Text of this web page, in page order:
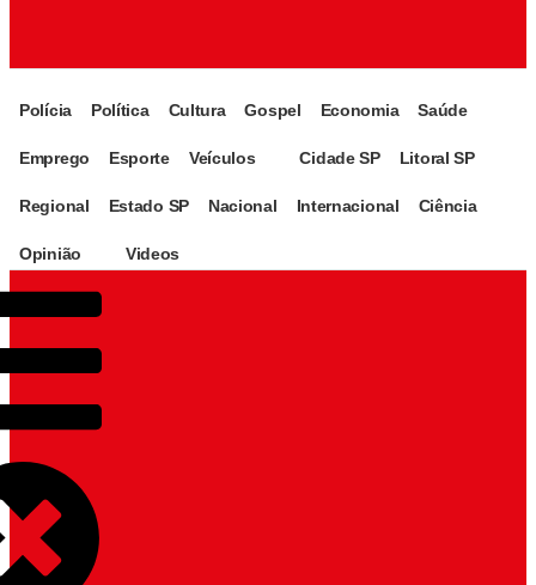
Polícia Política Cultura Gospel Economia Saúde
Emprego Esporte Veículos Cidade SP Litoral SP
Regional Estado SP Nacional Internacional Ciência
Opinião Videos